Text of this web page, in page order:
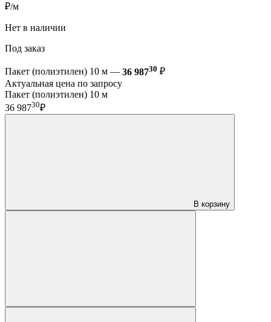
₽/м
Нет в наличии
Под заказ
Пакет (полиэтилен) 10 м — 36 98730 ₽
Актуальная цена по запросу
Пакет (полиэтилен) 10 м
36 98730₽
В корзину